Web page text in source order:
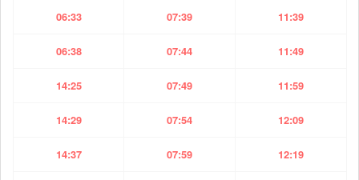
06:33 07:39 11:39
06:38 07:44 11:49
14:25 07:49 11:59
14:29 07:54 12:09
14:37 07:59 12:19